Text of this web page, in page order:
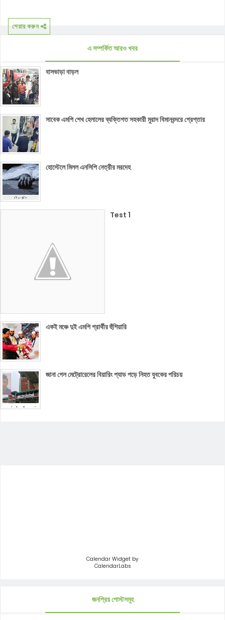
শেয়ার করুন
এ সম্পর্কিত আরও খবর
বাসভাড়া বাড়ল
সাবেক এমপি শেখ হেলালের ব্যক্তিগত সহকারী মুরাদ বিমানবন্দরে গ্রেপ্তার
হোস্টেলে মিলল এনসিপি নেত্রীর মরদেহ
Test 1
একই মঞ্চে দুই এমপি প্রার্থীর হুঁশিয়ারি
জানা গেল মেট্রোরেলের বিয়ারিং প্যাড পড়ে নিহত যুবকের পরিচয়
Calendar Widget by
CalendarLabs
জনপ্রিয় পোস্টসমূহ